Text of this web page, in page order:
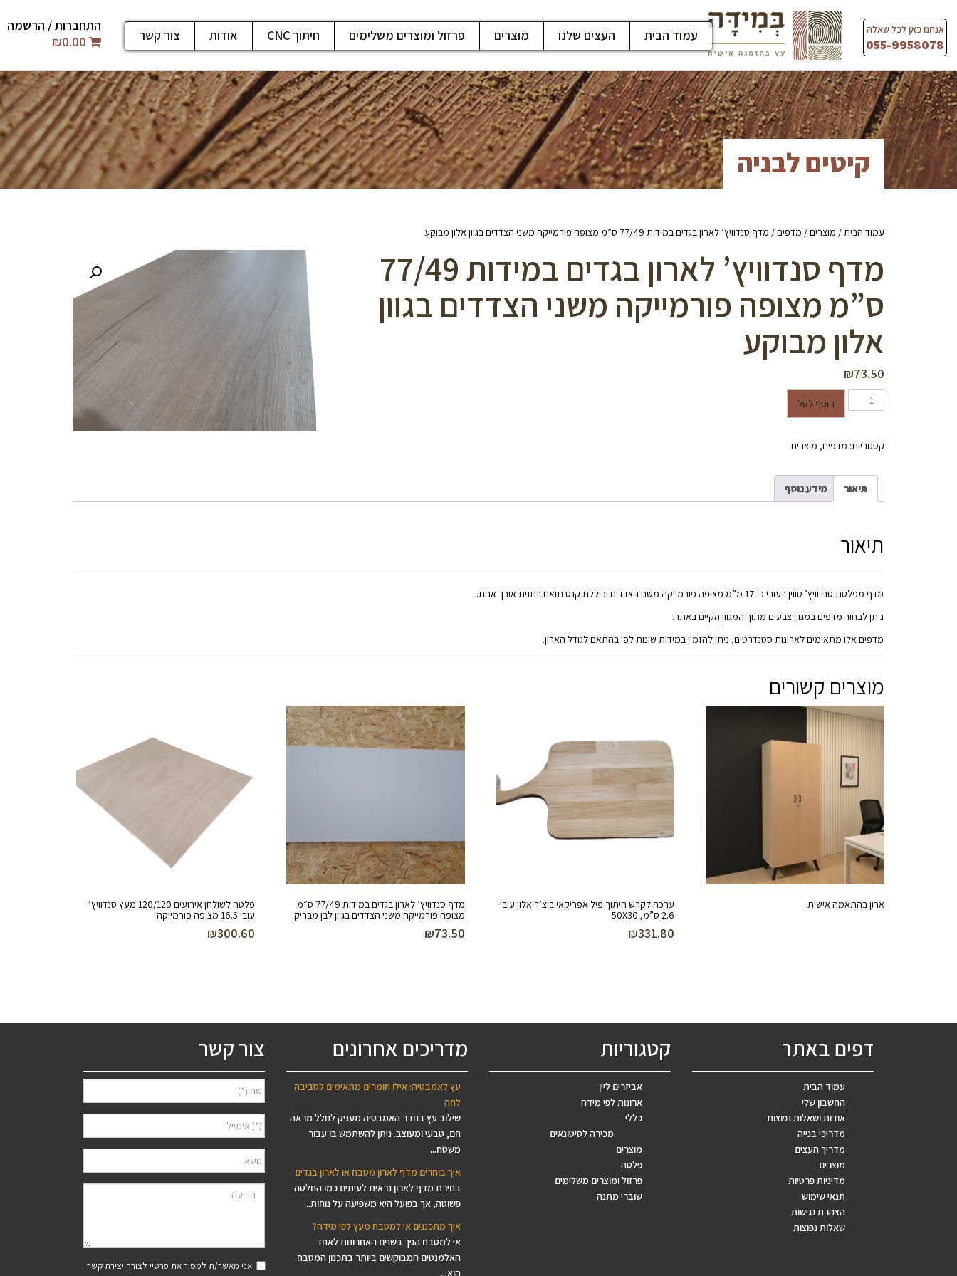
content
אנחנו כאן לכל שאלה
055-9958078
עמוד הבית העצים שלנו מוצרים פרזול ומוצרים משלימים חיתוך CNC אודות צור קשר
התחברות / הרשמה
₪0.00
קיטים לבניה
עמוד הבית/ מוצרים/ מדפים/ מדף סנדוויץ’ לארון בגדים במידות 77/49 ס”מ מצופה פורמייקה משני הצדדים בגוון אלון מבוקע
מדף סנדוויץ’ לארון בגדים במידות 77/49
ס”מ מצופה פורמייקה משני הצדדים בגוון
אלון מבוקע
₪73.50
כמות של מדף סנדוויץ' לארון בגדים במידות 77/49 ס"מ מצופה פורמייקה משני הצדדים בגוון אלון מבוקע
הוסף לסל
קטגוריות: מדפים, מוצרים
תיאור מידע נוסף
תיאור
מדף מפלטת סנדוויץ’ טווין בעובי כ- 17 מ”מ מצופה פורמייקה משני הצדדים וכוללת קנט תואם בחזית אורך אחת.
ניתן לבחור מדפים במגוון צבעים מתוך המגוון הקיים באתר.
מדפים אלו מתאימים לארונות סטנדרטים, ניתן להזמין במידות שונות לפי בהתאם לגודל הארון.
מוצרים קשורים
ארון בהתאמה אישית
ערכה לקרש חיתוך פיל אפריקאי בוצ’ר אלון עובי
2.6 ס”מ, 50X30
₪331.80
מדף סנדוויץ’ לארון בגדים במידות 77/49 ס”מ
מצופה פורמייקה משני הצדדים בגוון לבן מבריק
₪73.50
פלטה לשולחן אירועים 120/120 מעץ סנדוויץ’
עובי 16.5 מצופה פורמייקה
₪300.60
דפים באתר
עמוד הבית
החשבון שלי
אודות ושאלות נפוצות
מדריכי בנייה
מדריך העצים
מוצרים
מדיניות פרטיות
תנאי שימוש
הצהרת נגישות
שאלות נפוצות
קטגוריות
אביזרים ליין
ארונות לפי מידה
כללי
מכירה לסיטונאים
מוצרים
פלטה
פרזול ומוצרים משלימים
שוברי מתנה
מדריכים אחרונים
עץ לאמבטיה: אילו חומרים מתאימים לסביבה
לחה
שילוב עץ בחדר האמבטיה מעניק לחלל מראה
חם, טבעי ומעוצב. ניתן להשתמש בו עבור
משטח...
איך בוחרים מדף לארון מטבח או לארון בגדים
בחירת מדף לארון נראית לעיתים כמו החלטה
פשוטה, אך בפועל היא משפיעה על נוחות...
איך מתכננים אי למטבח מעץ לפי מידה?
אי למטבח הפך בשנים האחרונות לאחד
האלמנטים המבוקשים ביותר בתכנון המטבח.
הוא...
צור קשר
אני מאשר/ת למסור את פרטיי לצורך יצירת קשר